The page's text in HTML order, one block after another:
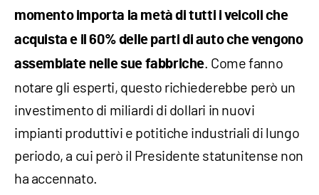
momento importa la metà di tutti i veicoli che
acquista e il 60% delle parti di auto che vengono
assemblate nelle sue fabbriche. Come fanno
notare gli esperti, questo richiederebbe però un
investimento di miliardi di dollari in nuovi
impianti produttivi e potitiche industriali di lungo
periodo, a cui però il Presidente statunitense non
ha accennato.